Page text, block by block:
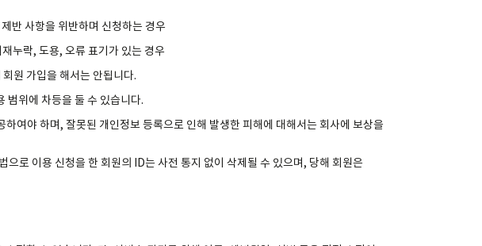
반 사항을 위반하며 신청하는 경우
누락, 도용, 오류 표기가 있는 경우
원 가입을 해서는 안됩니다.
범위에 차등을 둘 수 있습니다.
여야 하며, 잘못된 개인정보 등록으로 인해 발생한 피해에 대해서는 회사에 보상을
로 이용 신청을 한 회원의 ID는 사전 통지 없이 삭제될 수 있으며, 당해 회원은